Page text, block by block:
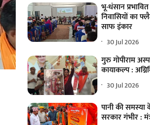
भू-धंसान
निवासियों का
साफ इंकार
30 Jul 2026
गुरु गोपीराम
कायाकल्प :
30 Jul 2026
पानी की
सरकार गंभीर :